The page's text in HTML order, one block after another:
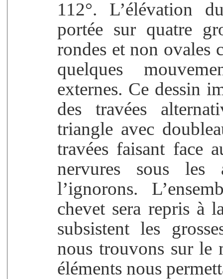
112°. L’élévation
portée sur quatre
rondes et non ovales
quelques
externes. Ce dessin
des travées
triangle avec
travées faisant face
nervures sous les
l’ignorons.
chevet sera repris à
subsistent les
nous trouvons sur le
éléments nous